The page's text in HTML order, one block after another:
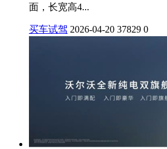
面，长宽高4...
买车试驾 2026-04-20 37829 0